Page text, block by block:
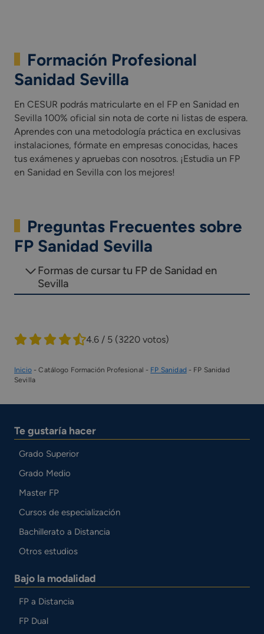
Formación Profesional
Sanidad Sevilla
En CESUR podrás matricularte en el FP en Sanidad en
Sevilla 100% oficial sin nota de corte ni listas de espera.
Aprendes con una metodología práctica en exclusivas
instalaciones, fórmate en empresas conocidas, haces
tus exámenes y apruebas con nosotros. ¡Estudia un FP
en Sanidad en Sevilla con los mejores!
Preguntas Frecuentes sobre
FP Sanidad Sevilla
Formas de cursar tu FP de Sanidad en
Sevilla
4.6 / 5 (3220 votos)
Inicio-Catálogo Formación Profesional - FP Sanidad- FP Sanidad
Sevilla
Te gustaría hacer
Grado Superior
Grado Medio
Master FP
Cursos de especialización
Bachillerato a Distancia
Otros estudios
Bajo la modalidad
FP a Distancia
FP Dual